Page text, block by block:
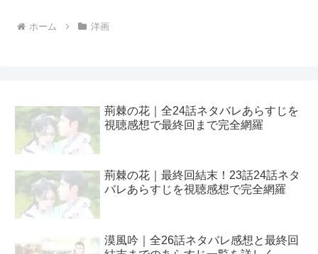
ホーム 洋画
荊棘の花｜全24話ネタバレあらすじを
視聴感想で最終回まで完全網羅
荊棘の花｜最終回結末！23話24話ネタ
バレあらすじを視聴感想で完全網羅
漠風吟｜全26話ネタバレ感想と最終回